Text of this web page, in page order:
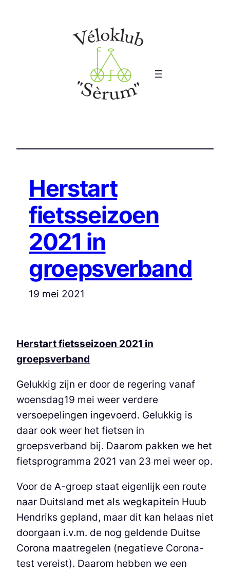
Herstart
fietsseizoen
2021 in
groepsverband
19 mei 2021
Herstart fietsseizoen 2021 in
groepsverband
Gelukkig zijn er door de regering vanaf
woensdag19 mei weer verdere
versoepelingen ingevoerd. Gelukkig is
daar ook weer het fietsen in
groepsverband bij. Daarom pakken we het
fietsprogramma 2021 van 23 mei weer op.
Voor de A-groep staat eigenlijk een route
naar Duitsland met als wegkapitein Huub
Hendriks gepland, maar dit kan helaas niet
doorgaan i.v.m. de nog geldende Duitse
Corona maatregelen (negatieve Corona-
test vereist). Daarom hebben we een